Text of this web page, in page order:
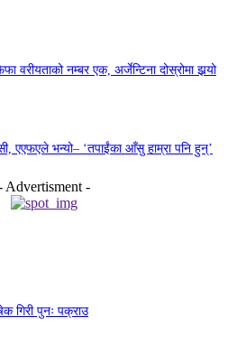
वरीयताको नम्बर एक, अर्जेन्टिना दोस्रोमा झर्‍यो
एएफएले भन्यो– ‘तपाईंका आँसु हाम्रा पनि हुन्’
Advertisment -
गिरी पुनः पक्राउ